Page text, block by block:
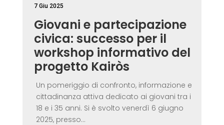
7 Giu 2025
Giovani e partecipazione
civica: successo per il
workshop informativo del
progetto Kairòs
Un pomeriggio di confronto, informazione e
cittadinanza attiva dedicato ai giovani tra i
18 e i 35 anni. Si è svolto venerdì 6 giugno
2025, presso...